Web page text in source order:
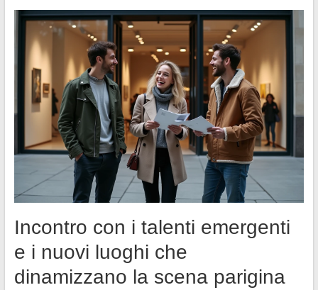
Incontro con i talenti emergenti
e i nuovi luoghi che
dinamizzano la scena parigina